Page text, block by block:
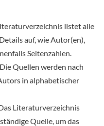
listet alle
auf, wie Autor(en),
Seitenzahlen.
Die Quellen werden nach
in alphabetischer
Literaturverzeichnis
Quelle, um das